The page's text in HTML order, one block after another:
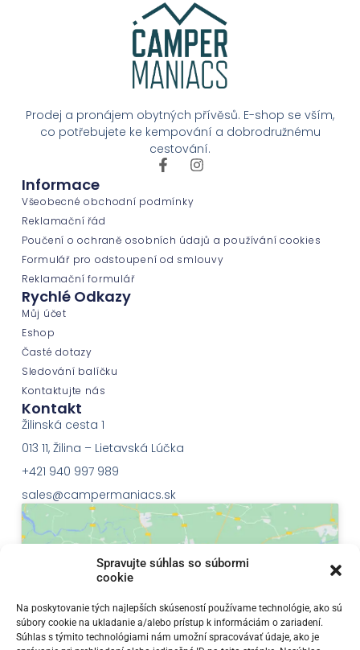
Spravujte súhlas so súbormi
cookie
Na poskytovanie tých najlepších skúseností používame technológie, ako sú
súbory cookie na ukladanie a/alebo prístup k informáciám o zariadení.
Súhlas s týmito technológiami nám umožní spracovávať údaje, ako je
Prodej a pronájem obytných přívěsů. E-shop se vším,
co potřebujete ke kempování a dobrodružnému
cestování.
Informace
Všeobecné obchodní podmínky
Reklamační řád
Poučení o ochraně osobních údajů a používání cookies
Formulář pro odstoupení od smlouvy
Reklamační formulář
Rychlé Odkazy
Můj účet
Eshop
Časté dotazy
Sledování balíčku
Kontaktujte nás
Kontakt
Žilinská cesta 1
013 11, Žilina – Lietavská Lúčka
+421 940 997 989
sales@campermaniacs.sk
Klepnutím přijměte marketingové soubory
cookie a povolte tento obsah